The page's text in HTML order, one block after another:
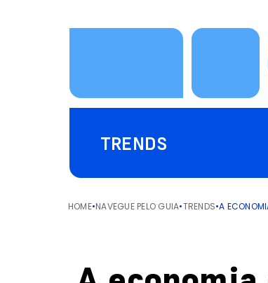
TRENDS
HOME•NAVEGUE PELO GUIA•TRENDS•A